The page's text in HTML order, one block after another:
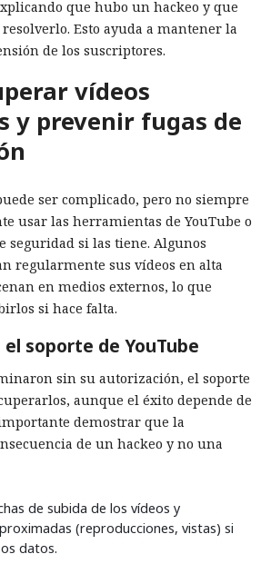
que hubo un hackeo y que
Esto ayuda a mantener la
de los suscriptores.
vídeos
y prevenir fugas de
ser complicado, pero no siempre
usar las herramientas de YouTube o
seguridad si las tiene. Algunos
regularmente sus vídeos en alta
en medios externos, lo que
si hace falta.
soporte de YouTube
sin su autorización, el soporte
aunque el éxito depende de
demostrar que la
de un hackeo y no una
de subida de los vídeos y
(reproducciones, vistas) si
datos.